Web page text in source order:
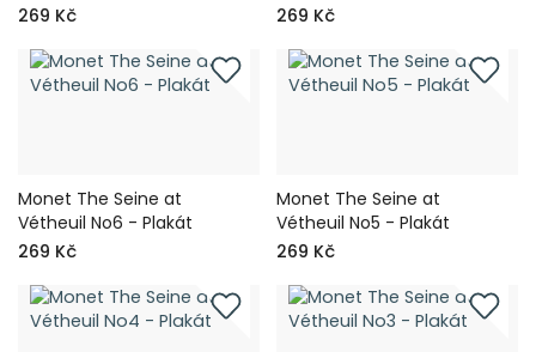
269 Kč
269 Kč
Monet The Seine at
Vétheuil No6 - Plakát
269 Kč
Monet The Seine at
Vétheuil No5 - Plakát
269 Kč